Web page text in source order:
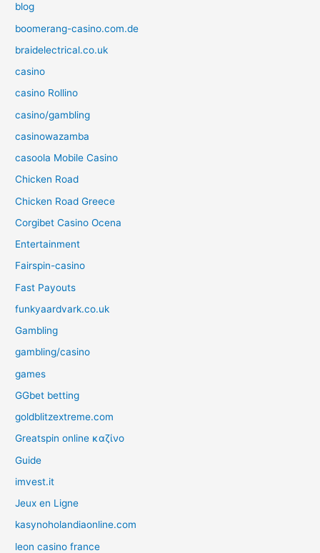
blog
boomerang-casino.com.de
braidelectrical.co.uk
casino
casino Rollino
casino/gambling
casinowazamba
casoola Mobile Casino
Chicken Road
Chicken Road Greece
Corgibet Casino Ocena
Entertainment
Fairspin-casino
Fast Payouts
funkyaardvark.co.uk
Gambling
gambling/casino
games
GGbet betting
goldblitzextreme.com
Greatspin online καζίνο
Guide
imvest.it
Jeux en Ligne
kasynoholandiaonline.com
leon casino france